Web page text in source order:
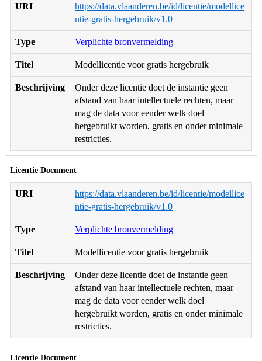
URI
https://data.vlaanderen.be/id/licentie/modellice
ntie-gratis-hergebruik/v1.0
Type Verplichte bronvermelding
Titel Modellicentie voor gratis hergebruik
Beschrijving
Onder deze licentie doet de instantie geen
afstand van haar intellectuele rechten, maar
mag de data voor eender welk doel
hergebruikt worden, gratis en onder minimale
restricties.
Licentie Document
URI
https://data.vlaanderen.be/id/licentie/modellice
ntie-gratis-hergebruik/v1.0
Type Verplichte bronvermelding
Titel Modellicentie voor gratis hergebruik
Beschrijving
Onder deze licentie doet de instantie geen
afstand van haar intellectuele rechten, maar
mag de data voor eender welk doel
hergebruikt worden, gratis en onder minimale
restricties.
Licentie Document